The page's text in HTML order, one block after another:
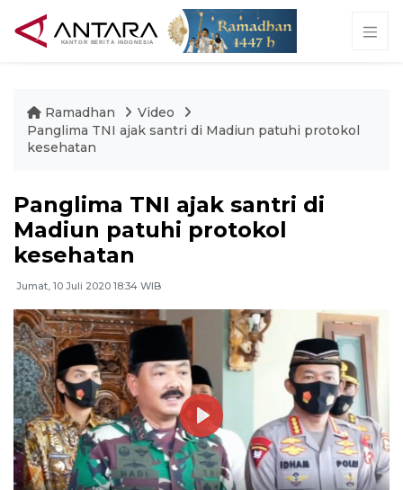
Ramadhan
Video
Panglima TNI ajak santri di Madiun patuhi protokol
kesehatan
Panglima TNI ajak santri di
Madiun patuhi protokol
kesehatan
Jumat, 10 Juli 2020 18:34 WIB
Play